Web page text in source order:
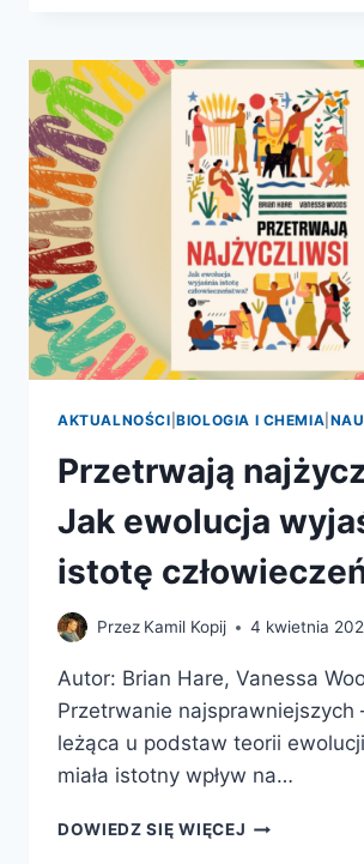
PRZEZ
EWOLUCJĘ
AKTUALNOŚCI |BIOLOGIA I CHEMIA
Przetrwają
Jak ewolucja
istotę
Przez Kamil Kopij 4 kwietnia
Autor: Brian Hare, Vanessa
Przetrwanie najsprawniejszych
leżąca u podstaw teorii
miała istotny wpływ na…
DOWIEDZ SIĘ WIĘCEJ PRZETRWAJĄ